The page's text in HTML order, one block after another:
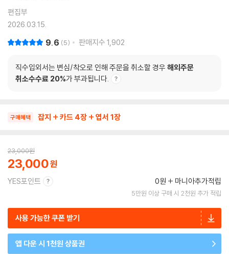
편집부
2026.03.15.
9.6 5 판매지수 1,902
직수입외서는 변심/착오로 인해 주문을 취소할 경우 해외주문
취소수수료 20%가 부과됩니다.
구매혜택 잡지 + 카드 4장 + 엽서 1장
23,000원
23,000
YES포인트 0원 마니아추가적립
5만원 이상 구매 시 2천원 추가 적립
사용 가능한 쿠폰 받기
앱 다운 시 1천원 상품권